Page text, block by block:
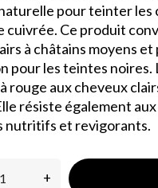
pour teinter les
cuivrée. Ce produit
à châtains moyens
pour les teintes
rouge aux cheveux
résiste également
nutritifs et revigorants.
+